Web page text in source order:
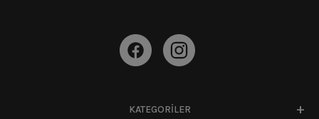
KATEGORİLER